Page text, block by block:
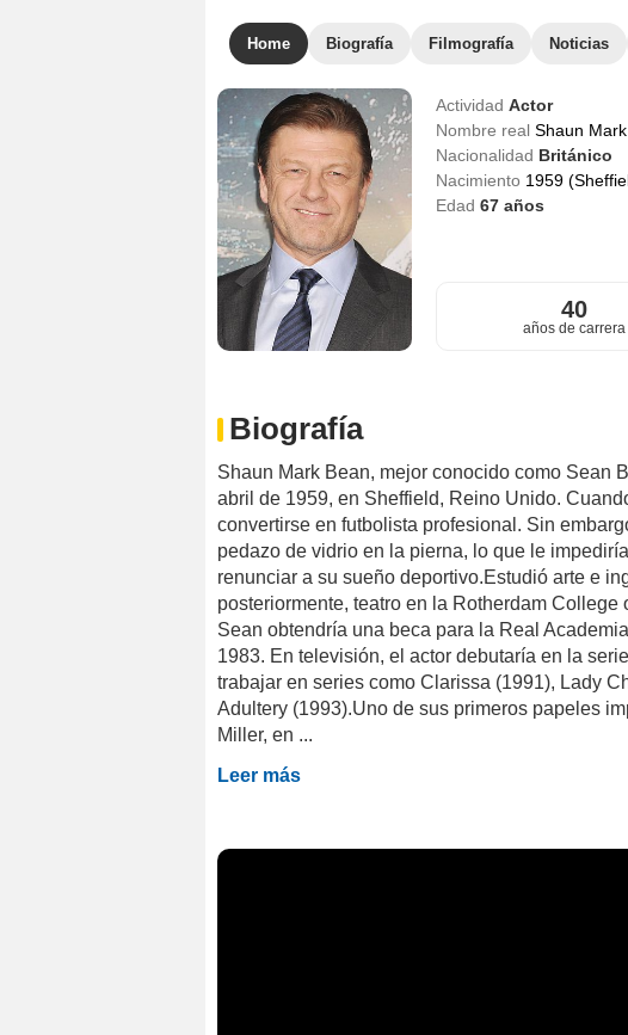
Home Biografía Filmografía Noticias
Actividad Actor
Nombre real Shaun
Nacionalidad Británico
Nacimiento 1959
Edad 67años
40
años de carrera
Biografía
Shaun Mark Bean, mejor conocido como Sean
abril de 1959, en Sheffield, Reino Unido.
convertirse en futbolista profesional. Sin
pedazo de vidrio en la pierna, lo que le
renunciar a su sueño deportivo.Estudió arte e
posteriormente, teatro en la Rotherdam College
Sean obtendría una beca para la Real
1983. En televisión, el actor debutaría en la
trabajar en series como Clarissa (1991), Lady
Adultery (1993).Uno de sus primeros papeles
Miller, en ...
Leer más